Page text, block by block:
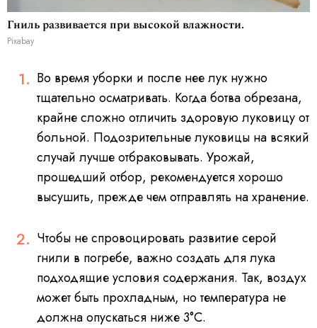
Гниль развивается при высокой влажности.
Pixabay
Во время уборки и после нее лук нужно
тщательно осматривать. Когда ботва обрезана,
крайне сложно отличить здоровую луковицу от
больной. Подозрительные луковицы на всякий
случай лучше отбраковывать. Урожай,
прошедший отбор, рекомендуется хорошо
высушить, прежде чем отправлять на хранение.
Чтобы не спровоцировать развитие серой
гнили в погребе, важно создать для лука
подходящие условия содержания. Так, воздух
может быть прохладным, но температура не
должна опускаться ниже 3°С.